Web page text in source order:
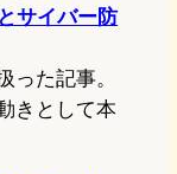
サイバー防
った記事。
きとして本